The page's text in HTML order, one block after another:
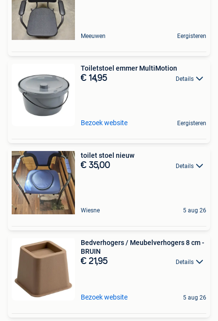
Meeuwen Eergisteren
Toiletstoel emmer MultiMotion
€ 14,95 Details
Bezoek website Eergisteren
toilet stoel nieuw
€ 35,00 Details
Wiesne 5 aug 26
Bedverhogers / Meubelverhogers 8 cm -
BRUIN
€ 21,95 Details
Bezoek website 5 aug 26